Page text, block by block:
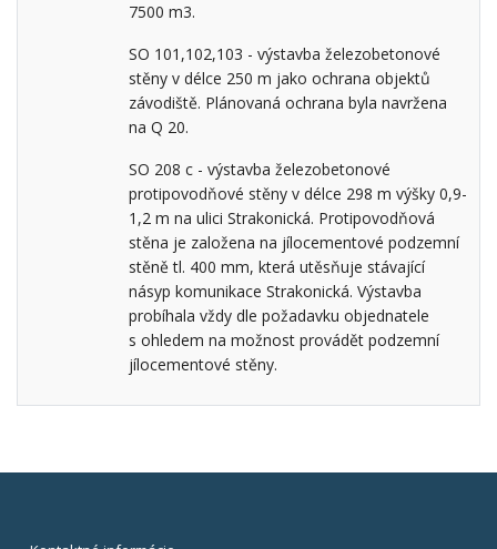
7500 m3.
SO 101,102,103 - výstavba železobetonové
stěny v délce 250 m jako ochrana objektů
závodiště. Plánovaná ochrana byla navržena
na Q 20.
SO 208 c - výstavba železobetonové
protipovodňové stěny v délce 298 m výšky 0,9-
1,2 m na ulici Strakonická. Protipovodňová
stěna je založena na jílocementové podzemní
stěně tl. 400 mm, která utěsňuje stávající
násyp komunikace Strakonická. Výstavba
probíhala vždy dle požadavku objednatele
s ohledem na možnost provádět podzemní
jílocementové stěny.